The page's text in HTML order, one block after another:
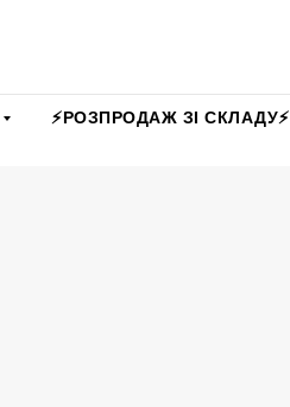
⚡️РОЗПРОДАЖ ЗІ СКЛАДУ⚡️